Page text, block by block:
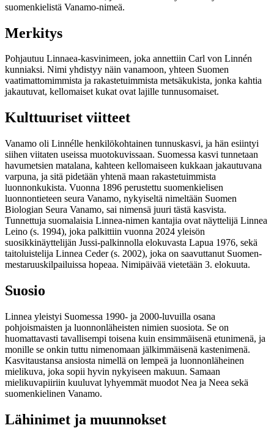
suomenkielistä Vanamo-nimeä.
Merkitys
Pohjautuu Linnaea-kasvinimeen, joka annettiin Carl von Linnén
kunniaksi. Nimi yhdistyy näin vanamoon, yhteen Suomen
vaatimattomimmista ja rakastetuimmista metsäkukista, jonka kahtia
jakautuvat, kellomaiset kukat ovat lajille tunnusomaiset.
Kulttuuriset viitteet
Vanamo oli Linnélle henkilökohtainen tunnuskasvi, ja hän esiintyi
siihen viitaten useissa muotokuvissaan. Suomessa kasvi tunnetaan
havumetsien matalana, kahteen kellomaiseen kukkaan jakautuvana
varpuna, ja sitä pidetään yhtenä maan rakastetuimmista
luonnonkukista. Vuonna 1896 perustettu suomenkielisen
luonnontieteen seura Vanamo, nykyiseltä nimeltään Suomen
Biologian Seura Vanamo, sai nimensä juuri tästä kasvista.
Tunnettuja suomalaisia Linnea-nimen kantajia ovat näyttelijä Linnea
Leino (s. 1994), joka palkittiin vuonna 2024 yleisön
suosikkinäyttelijän Jussi-palkinnolla elokuvasta Lapua 1976, sekä
taitoluistelija Linnea Ceder (s. 2002), joka on saavuttanut Suomen-
mestaruuskilpailuissa hopeaa. Nimipäivää vietetään 3. elokuuta.
Suosio
Linnea yleistyi Suomessa 1990- ja 2000-luvuilla osana
pohjoismaisten ja luonnonläheisten nimien suosiota. Se on
huomattavasti tavallisempi toisena kuin ensimmäisenä etunimenä, ja
monille se onkin tuttu nimenomaan jälkimmäisenä kastenimenä.
Kasvitaustansa ansiosta nimellä on lempeä ja luonnonläheinen
mielikuva, joka sopii hyvin nykyiseen makuun. Samaan
mielikuvapiiriin kuuluvat lyhyemmät muodot Nea ja Neea sekä
suomenkielinen Vanamo.
Lähinimet ja muunnokset